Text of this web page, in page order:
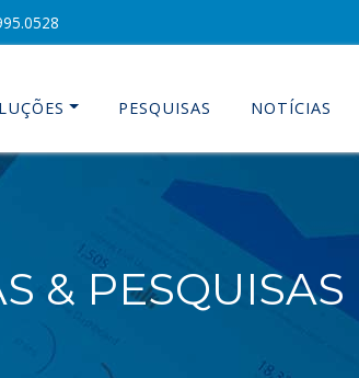
PESQUISAS NOTÍCIAS
& PESQUISAS